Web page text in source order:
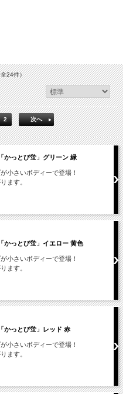
24件）
2 次へ
かっとび蛍」グリーン 緑
小さいボディーで登場！
ます。
かっとび蛍」イエロー 黄色
小さいボディーで登場！
ます。
かっとび蛍」レッド 赤
小さいボディーで登場！
ます。